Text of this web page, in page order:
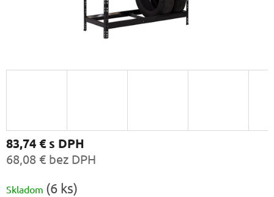
83,74 €s DPH
68,08 € bez DPH
cena:
Skladom (6 ks)